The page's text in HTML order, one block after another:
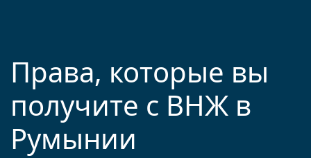
Права, которые вы
получите с ВНЖ в
Румынии